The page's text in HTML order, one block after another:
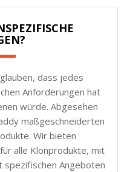
dass jedes
Anforderungen hat
würde. Abgesehen
maßgeschneiderten
Wir bieten
alle Klonprodukte, mit
spezifischen Angeboten